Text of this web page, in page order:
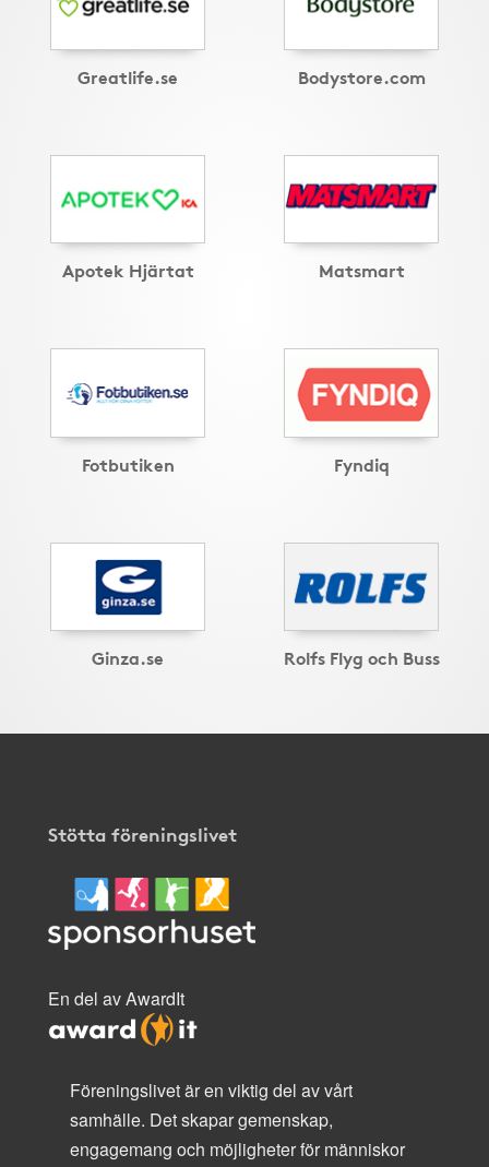
Greatlife.se Bodystore.com
Apotek Hjärtat Matsmart
Fotbutiken Fyndiq
Ginza.se Rolfs Flyg och Buss
Stötta föreningslivet
En del av AwardIt
Föreningslivet är en viktig del av vårt
samhälle. Det skapar gemenskap,
engagemang och möjligheter för människor